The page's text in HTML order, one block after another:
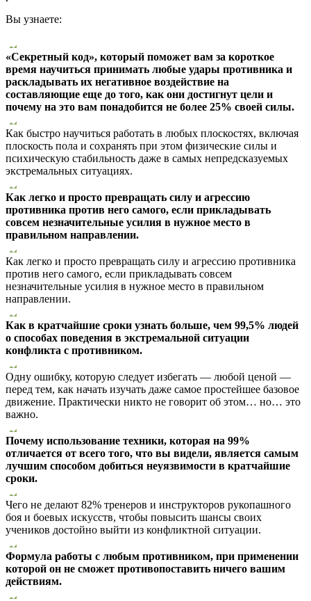
Вы узнаете:
«Секретный код», который поможет вам за короткое
время научиться принимать любые удары противника и
раскладывать их негативное воздействие на
составляющие еще до того, как они достигнут цели и
почему на это вам понадобится не более 25% своей силы.
Как быстро научиться работать в любых плоскостях, включая
плоскость пола и сохранять при этом физические силы и
психическую стабильность даже в самых непредсказуемых
экстремальных ситуациях.
Как легко и просто превращать силу и агрессию
противника против него самого, если прикладывать
совсем незначительные усилия в нужное место в
правильном направлении.
Как легко и просто превращать силу и агрессию противника
против него самого, если прикладывать совсем
незначительные усилия в нужное место в правильном
направлении.
Как в кратчайшие сроки узнать больше, чем 99,5% людей
о способах поведения в экстремальной ситуации
конфликта с противником.
Одну ошибку, которую следует избегать — любой ценой —
перед тем, как начать изучать даже самое простейшее базовое
движение. Практически никто не говорит об этом… но… это
важно.
Почему использование техники, которая на 99%
отличается от всего того, что вы видели, является самым
лучшим способом добиться неуязвимости в кратчайшие
сроки.
Чего не делают 82% тренеров и инструкторов рукопашного
боя и боевых искусств, чтобы повысить шансы своих
учеников достойно выйти из конфликтной ситуации.
Формула работы с любым противником, при применении
которой он не сможет противопоставить ничего вашим
действиям.